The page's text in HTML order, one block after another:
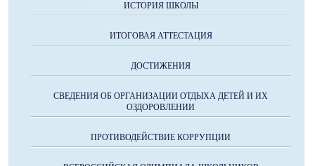
ИСТОРИЯ ШКОЛЫ
ИТОГОВАЯ АТТЕСТАЦИЯ
ДОСТИЖЕНИЯ
СВЕДЕНИЯ ОБ ОРГАНИЗАЦИИ ОТДЫХА ДЕТЕЙ И ИХ
ОЗДОРОВЛЕНИИ
ПРОТИВОДЕЙСТВИЕ КОРРУПЦИИ